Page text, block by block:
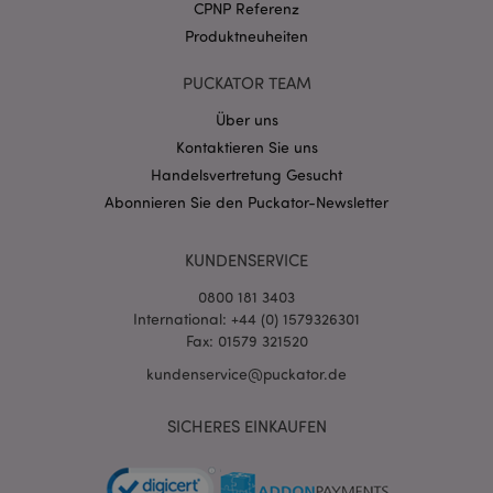
CPNP Referenz
Produktneuheiten
PUCKATOR TEAM
Über uns
Kontaktieren Sie uns
Handelsvertretung Gesucht
Abonnieren Sie den Puckator-Newsletter
KUNDENSERVICE
0800 181 3403
International: +44 (0) 1579326301
Fax: 01579 321520
kundenservice@puckator.de
SICHERES EINKAUFEN
mage-cache-storage-section-
invalidation
www.puckator.de
Datenschutzbestimmungen von Google